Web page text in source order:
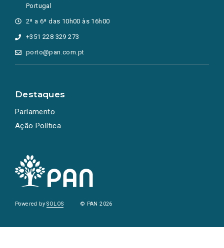
Portugal
2ª a 6ª das 10h00 às 16h00
+351 228 329 273
porto@pan.com.pt
Destaques
Parlamento
Ação Política
Powered bySOLOS © PAN 2026